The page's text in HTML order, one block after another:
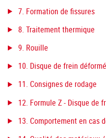
7. Formation de fissures
8. Traitement thermique
9. Rouille
10. Disque de frein déformé
11. Consignes de rodage
12. Formule Z - Disque de
13. Comportement en cas